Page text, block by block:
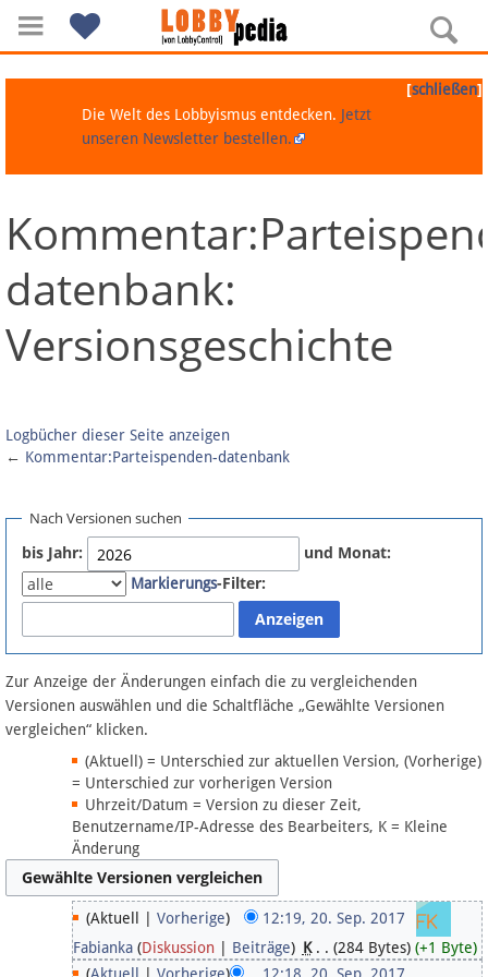
Navigation
Über Lobbypedia
Inhalt A-Z
FAQ
Fördermitglied werden
Fehler melden
Vernetzen
Newsletter
Bluesky
Facebook
Instagram
Anmelden
[schließen]
Die Welt des Lobbyismus entdecken. Jetzt
unseren Newsletter bestellen.
datenbank:
Versionsgeschichte
Logbücher dieser Seite anzeigen
← Kommentar:Parteispenden-datenbank
Nach Versionen suchen
bis Jahr: und Monat:
Markierungs-Filter:
Zur Anzeige der Änderungen einfach die zu vergleichenden
Versionen auswählen und die Schaltfläche „Gewählte Versionen
vergleichen“ klicken.
(Aktuell) = Unterschied zur aktuellen Version, (Vorherige)
= Unterschied zur vorherigen Version
Uhrzeit/Datum = Version zu dieser Zeit,
Benutzername/IP-Adresse des Bearbeiters, K = Kleine
Änderung
(Aktuell | Vorherige) 12:19, 20. Sep. 2017
Fabianka (Diskussion Beiträge) K . . (284 Bytes) (+1 Byte)